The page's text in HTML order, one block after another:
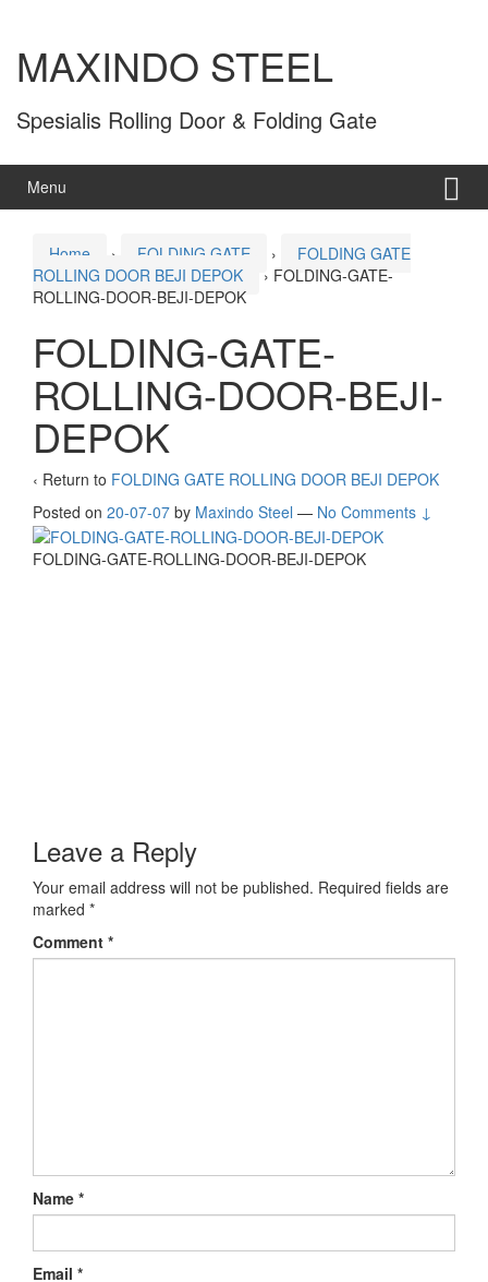
MAXINDO STEEL
Spesialis Rolling Door & Folding Gate
Menu
Home › FOLDING GATE ›
FOLDING GATE
ROLLING DOOR BEJI DEPOK
› FOLDING-GATE-
ROLLING-DOOR-BEJI-DEPOK
FOLDING-GATE-
ROLLING-DOOR-BEJI-
DEPOK
‹ Return to FOLDING GATE ROLLING DOOR BEJI DEPOK
Posted on 20-07-07 by Maxindo Steel — No Comments ↓
FOLDING-GATE-ROLLING-DOOR-BEJI-DEPOK
Leave a Reply
Your email address will not be published. Required fields are
marked *
Comment *
Name *
Email *